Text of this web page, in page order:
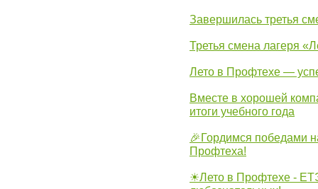
Завершилась третья
Третья смена лагеря
Лето в Профтехе —
Вместе в хорошей
итоги учебного года
🎉Гордимся победами
Профтеха!
☀Лето в Профтехе -